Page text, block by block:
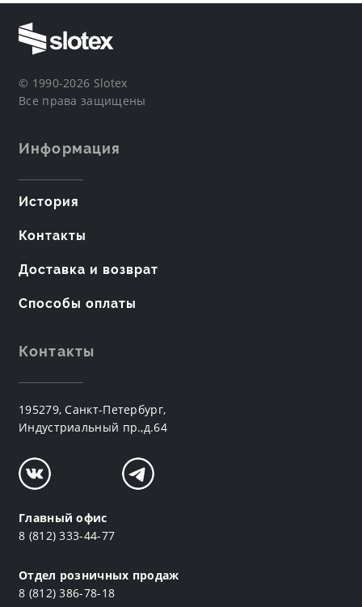
© 1990-2026 Slotex
Все права защищены
Информация
История
Контакты
Доставка и возврат
Способы оплаты
Контакты
195279, Санкт-Петербург,
Индустриальный пр.,д.64
Главный офис
8 (812) 333-44-77
Отдел розничных продаж
8 (812) 386-78-18